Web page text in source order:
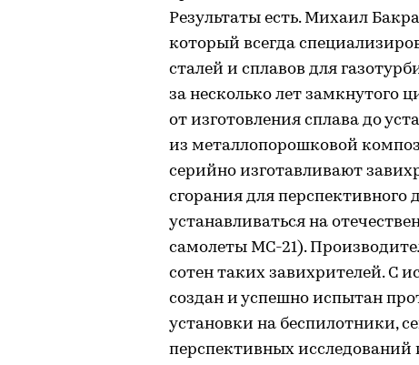
Результаты есть. Михаил
который всегда
сталей и сплавов для
за несколько лет замкнутого
от изготовления сплава до
из металлопорошковой
серийно изготавливают
сгорания для перспективного
устанавливаться на
самолеты МС-21).
сотен таких завихрителей. С
создан и успешно испытан
установки на беспилотники,
перспективных исследований